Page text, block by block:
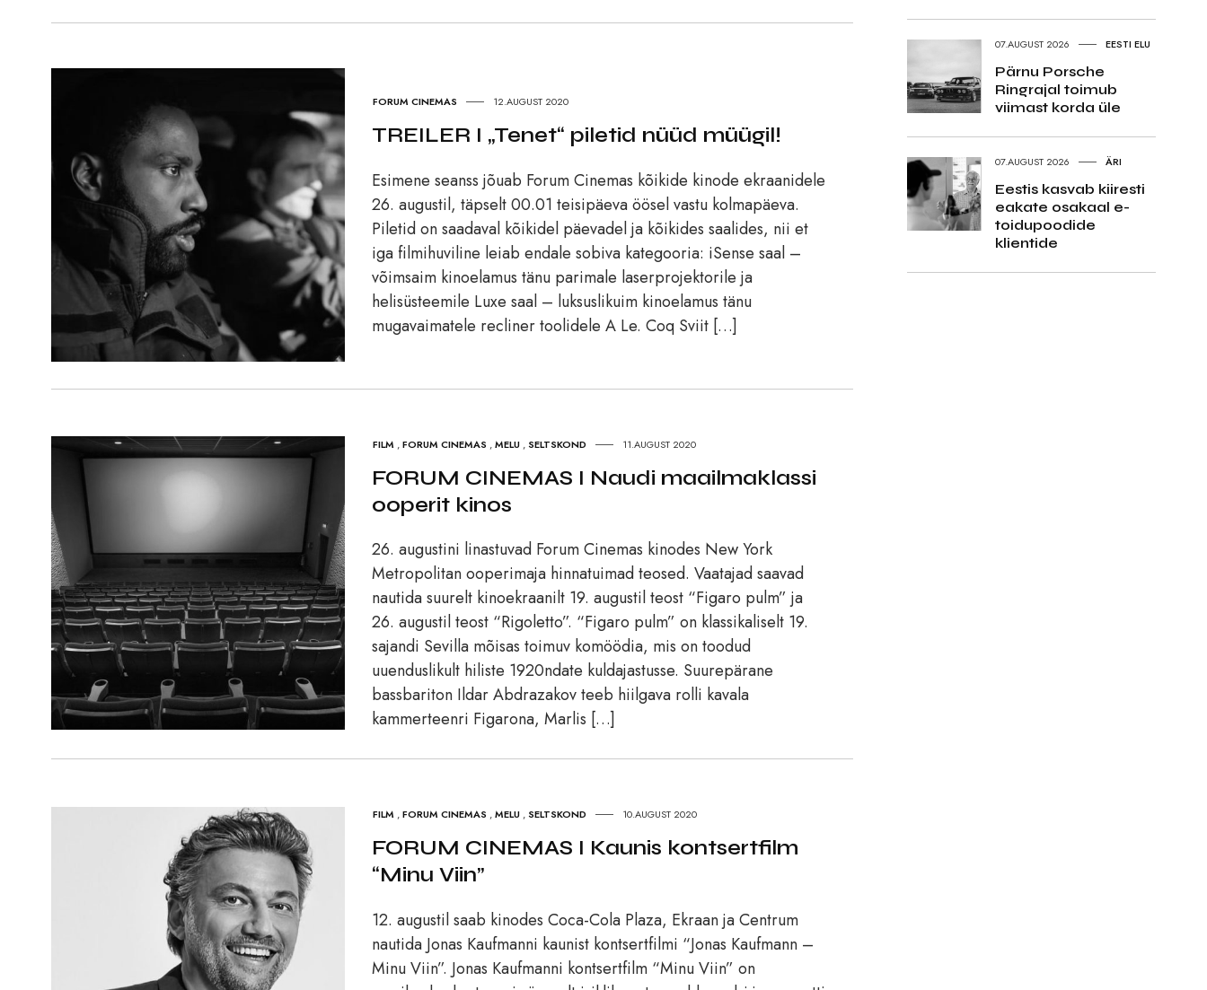
FORUM CINEMAS 12.AUGUST 2020
TREILER I „Tenet“ piletid nüüd müügil!
Esimene seanss jõuab Forum Cinemas kõikide kinode ekraanidele
26. augustil, täpselt 00.01 teisipäeva öösel vastu kolmapäeva.
Piletid on saadaval kõikidel päevadel ja kõikides saalides, nii et
iga filmihuviline leiab endale sobiva kategooria: iSense saal –
võimsaim kinoelamus tänu parimale laserprojektorile ja
helisüsteemile Luxe saal – luksuslikuim kinoelamus tänu
mugavaimatele recliner toolidele A Le. Coq Sviit […]
FILM ,FORUM CINEMAS ,MELU , SELTSKOND 11.AUGUST 2020
FORUM CINEMAS I Naudi maailmaklassi
ooperit kinos
26. augustini linastuvad Forum Cinemas kinodes New York
Metropolitan ooperimaja hinnatuimad teosed. Vaatajad saavad
nautida suurelt kinoekraanilt 19. augustil teost “Figaro pulm” ja
26. augustil teost “Rigoletto”. “Figaro pulm” on klassikaliselt 19.
sajandi Sevilla mõisas toimuv komöödia, mis on toodud
uuenduslikult hiliste 1920ndate kuldajastusse. Suurepärane
bassbariton Ildar Abdrazakov teeb hiilgava rolli kavala
kammerteenri Figarona, Marlis […]
FILM ,FORUM CINEMAS ,MELU , SELTSKOND 10.AUGUST 2020
FORUM CINEMAS I Kaunis kontsertfilm
“Minu Viin”
12. augustil saab kinodes Coca-Cola Plaza, Ekraan ja Centrum
nautida Jonas Kaufmanni kaunist kontsertfilmi “Jonas Kaufmann –
Minu Viin”. Jonas Kaufmanni kontsertfilm “Minu Viin” on
07.AUGUST 2026 EESTI ELU
Pärnu Porsche
Ringrajal toimub
viimast korda üle
07.AUGUST 2026 ÄRI
Eestis kasvab kiiresti
eakate osakaal e-
toidupoodide
klientide